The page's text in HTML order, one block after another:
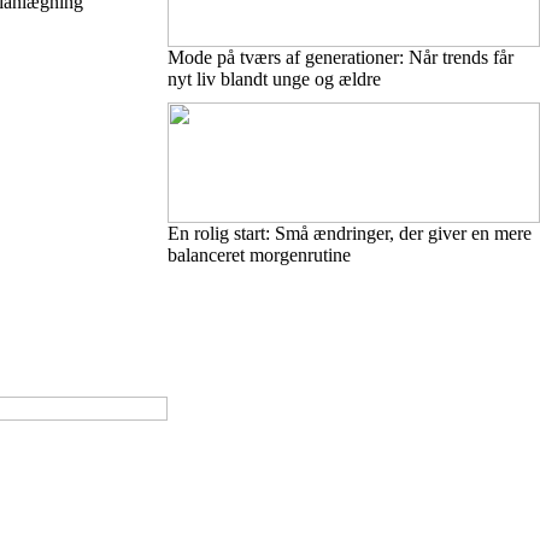
Mode på tværs af generationer: Når trends får
nyt liv blandt unge og ældre
En rolig start: Små ændringer, der giver en mere
balanceret morgenrutine